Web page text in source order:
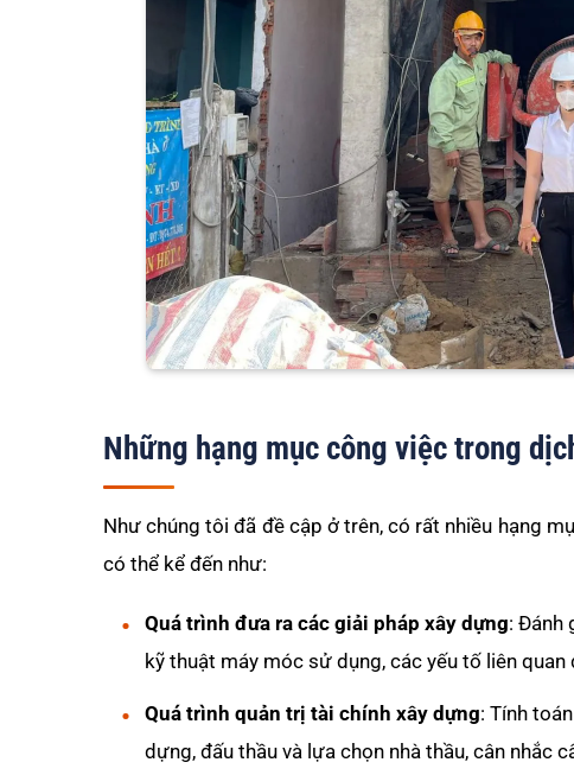
Những hạng mục công việc trong
Như chúng tôi đã đề cập ở trên, có rất nhiều hạng
có thể kể đến như:
Quá trình đưa ra các giải pháp xây dựng: Đánh
kỹ thuật máy móc sử dụng, các yếu tố liên quan
Quá trình quản trị tài chính xây dựng: Tính
dựng, đấu thầu và lựa chọn nhà thầu, cân nhắc